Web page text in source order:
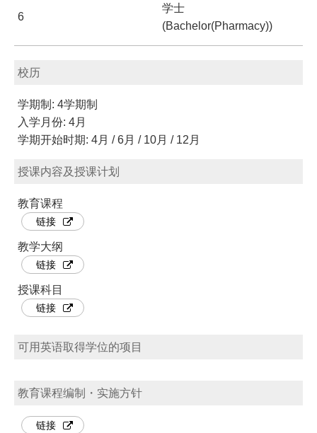
6
学士
(Bachelor(Pharmacy))
校历
学期制: 4学期制
入学月份: 4月
学期开始时期: 4月 / 6月 / 10月 / 12月
授课内容及授课计划
教育课程
链接
教学大纲
链接
授课科目
链接
可用英语取得学位的项目
教育课程编制・实施方针
链接